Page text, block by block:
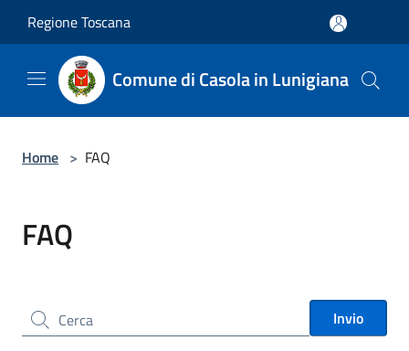
Regione Toscana
Comune di Casola in Lunigiana
Home > FAQ
FAQ
Cerca nel sito Invio